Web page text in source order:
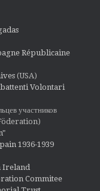
Républicaine
(USA)
Volontari
участников
Föderation)
1936-1939
Ireland
Commitee